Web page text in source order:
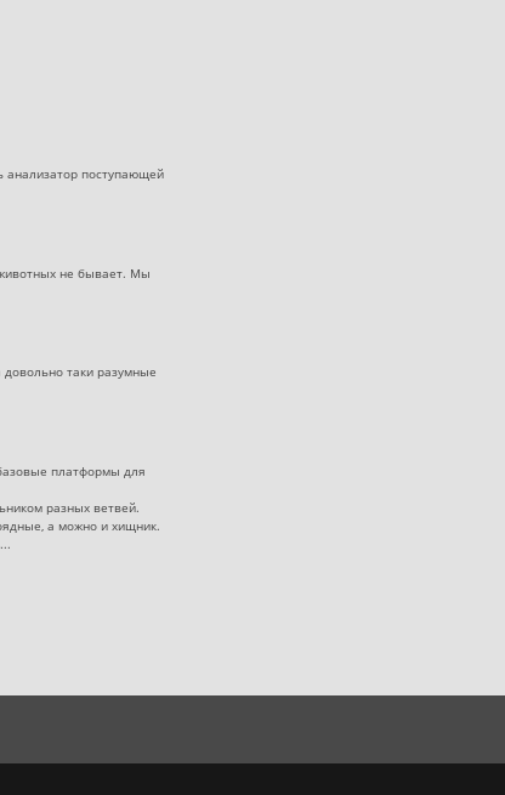
анализатор поступающей
не бывает. Мы
таки разумные
платформы для
разных ветвей.
а можно и хищник.